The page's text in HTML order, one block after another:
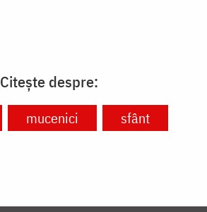
Citește despre:
mucenici sfânt